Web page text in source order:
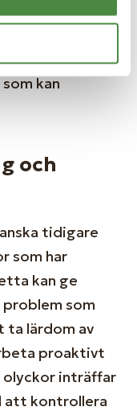
är ovärderlig
dina
kan
och
tidigare
som har
kan ge
som
ta lärdom av
proaktivt
inträffar
att kontrollera